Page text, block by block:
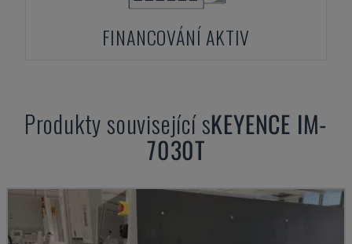
FINANCOVÁNÍ AKTIV
Produkty související sKEYENCE IM-
7030T